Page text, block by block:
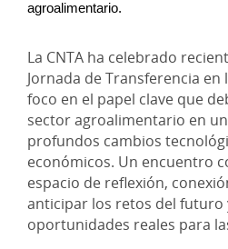
agroalimentario.
La CNTA ha celebrado
Jornada de Transferencia en
foco en el papel clave que
sector agroalimentario en
profundos cambios
económicos. Un encuentro
espacio de reflexión,
anticipar los retos del futuro
oportunidades reales para